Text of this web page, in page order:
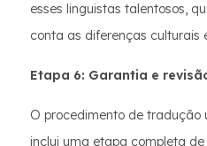
esses linguistas talentosos,
conta as diferenças culturais
Etapa 6: Garantia e
O procedimento de tradução
inclui uma etapa completa